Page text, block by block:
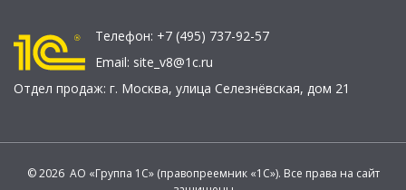
Телефон: +7 (495) 737-92-57
Email: site_v8@1c.ru
Отдел продаж: г. Москва, улица Селезнёвская, дом 21
© 2026 АО «Группа 1С» (правопреемник «1С»). Все права на сайт